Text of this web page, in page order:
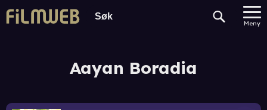
Meny
Aayan Boradia